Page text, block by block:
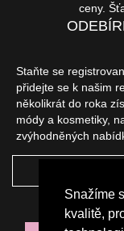
Snažíme
kvalitě,
ceny.
Staňte se
přidejte se k našim
několikrát do roka
módy a kosmetiky,
zvýhodněných